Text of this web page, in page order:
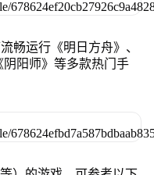
畅运行《明日方舟》、
阴阳师》等多款热门手